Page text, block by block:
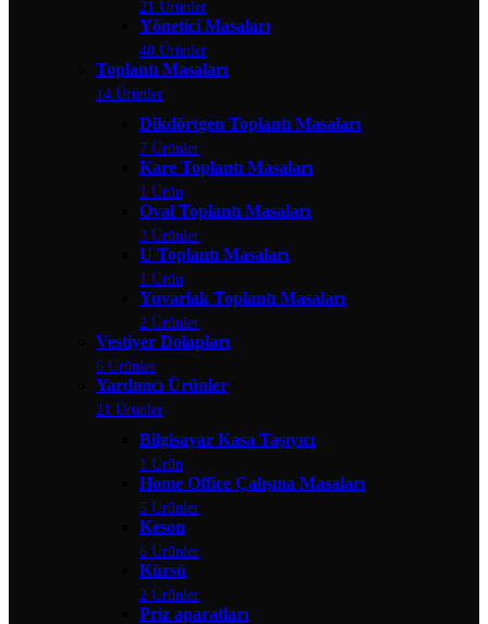
21 Ürünler
Yönetici Masaları
40 Ürünler
Toplantı Masaları
14 Ürünler
Dikdörtgen Toplantı Masaları
7 Ürünler
Kare Toplantı Masaları
1 Ürün
Oval Toplantı Masaları
3 Ürünler
U Toplantı Masaları
1 Ürün
Yuvarlak Toplantı Masaları
2 Ürünler
Vestiyer Dolapları
6 Ürünler
Yardımcı Ürünler
21 Ürünler
Bilgisayar Kasa Taşıyıcı
1 Ürün
Home Office Çalışma Masaları
5 Ürünler
Keson
6 Ürünler
Kürsü
2 Ürünler
Priz aparatları